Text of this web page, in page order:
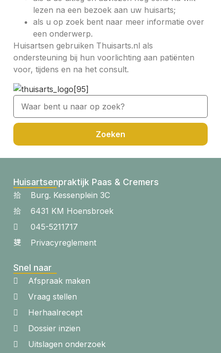
lezen na een bezoek aan uw huisarts;
als u op zoek bent naar meer informatie over
een onderwerp.
Huisartsen gebruiken Thuisarts.nl als
ondersteuning bij hun voorlichting aan patiënten
voor, tijdens en na het consult.
Zoeken
Huisartsenpraktijk Paas & Cremers
Burg. Kessenplein 3C
6431 KM Hoensbroek
045-5211717
Privacyreglement
Snel naar
Afspraak maken
Vraag stellen
Herhaalrecept
Dossier inzien
Uitslagen onderzoek